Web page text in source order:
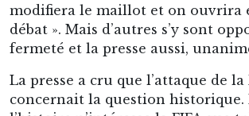
modifiera le maillot et on ouvrira
débat ». Mais d’autres s’y sont
fermeté et la presse aussi,
La presse a cru que l’attaque de la
concernait la question historique.